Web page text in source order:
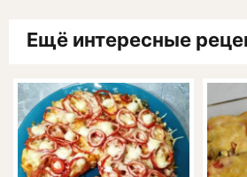
Ещё интересные